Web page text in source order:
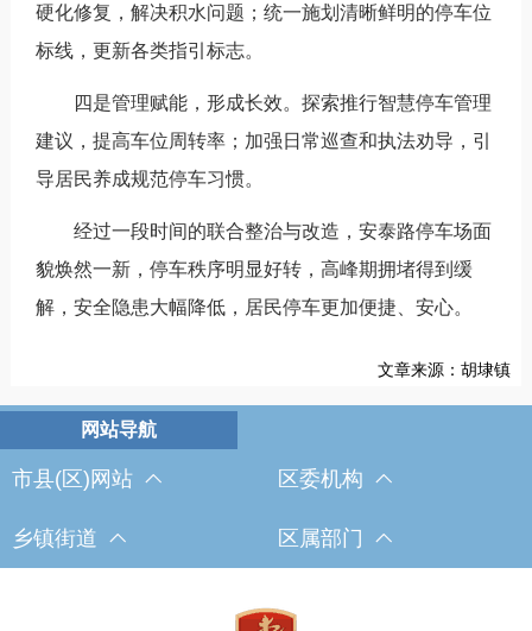
硬化修复，解决积水问题；统一施划清晰鲜明的停车位
标线，更新各类指引标志。
四是管理赋能，形成长效。探索推行智慧停车管理
建议，提高车位周转率；加强日常巡查和执法劝导，引
导居民养成规范停车习惯。
经过一段时间的联合整治与改造，安泰路停车场面
貌焕然一新，停车秩序明显好转，高峰期拥堵得到缓
解，安全隐患大幅降低，居民停车更加便捷、安心。
文章来源：胡埭镇
市县(区)网站 区委机构
乡镇街道 区属部门